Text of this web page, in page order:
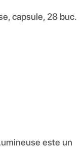
este un